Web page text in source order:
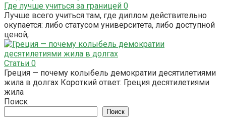
Где лучше учиться за границей 0
Лучше всего учиться там, где диплом действительно
окупается: либо статусом университета, либо доступной
ценой,
Статьи 0
Греция — почему колыбель демократии десятилетиями
жила в долгах Короткий ответ: Греция десятилетиями
жила
Поиск
Поиск